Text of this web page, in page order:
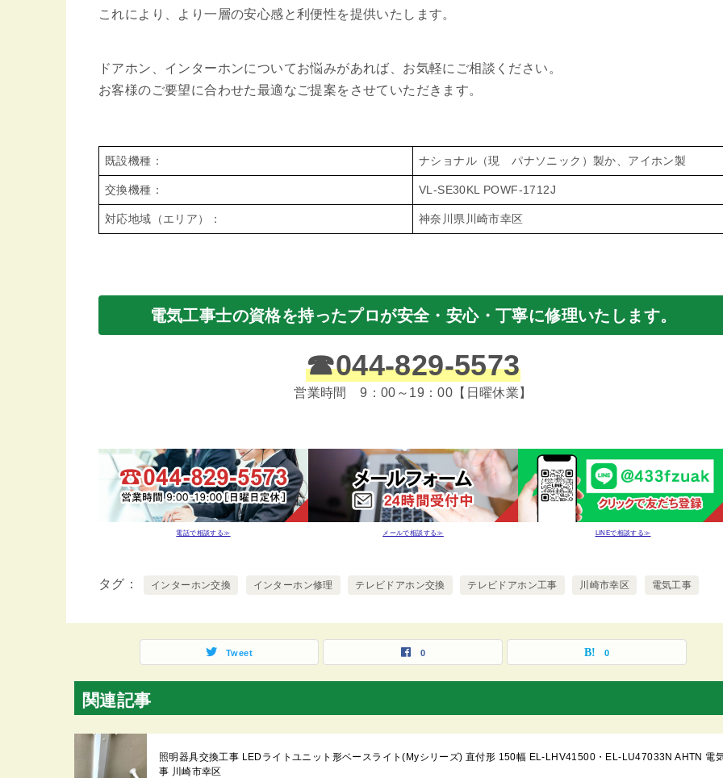
これにより、より一層の安心感と利便性を提供いたします。
ドアホン、インターホンについてお悩みがあれば、お気軽にご相談ください。
お客様のご要望に合わせた最適なご提案をさせていただきます。
既設機種： ナショナル（現 パナソニック）製か、アイホン製
交換機種： VL-SE30KL POWF-1712J
対応地域（エリア）： 神奈川県川崎市幸区
電気工事士の資格を持ったプロが安全・安心・丁寧に修理いたします。
☎044-829-5573
営業時間 9：00～19：00【日曜休業】
電話で相談する≫ メールで相談する≫ LINEで相談する≫
タグ インターホン交換 インターホン修理 テレビドアホン交換 テレビドアホン工事 川崎市幸区 電気工事
Tweet 0 0
関連記事
照明器具交換工事 LEDライトユニット形ベースライト(Myシリーズ) 直付形 150幅 EL-LHV41500・EL-LU47033N AHTN 電
事 川崎市幸区